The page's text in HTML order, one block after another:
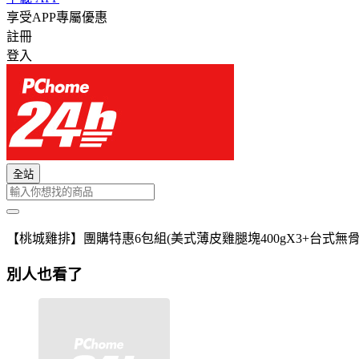
享受APP專屬優惠
註冊
登入
全站
【桃城雞排】團購特惠6包組(美式薄皮雞腿塊400gX3+台式無
別人也看了